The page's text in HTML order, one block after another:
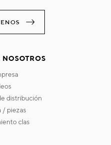
distribución
/ piezas
clas